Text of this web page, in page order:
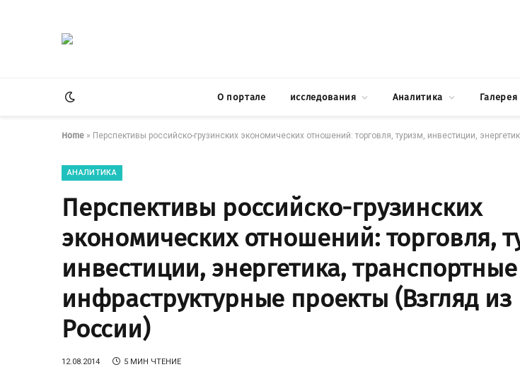
О портале исследования Аналитика Галерея
Home » Перспективы российско-грузинских экономических отношений: торговля, туризм, инвестиции,
АНАЛИТИКА
Перспективы российско-грузинских
экономических отношений: торговля,
инвестиции, энергетика,
инфраструктурные проекты (Взгляд из
России)
12.08.2014 5 МИН ЧТЕНИЕ